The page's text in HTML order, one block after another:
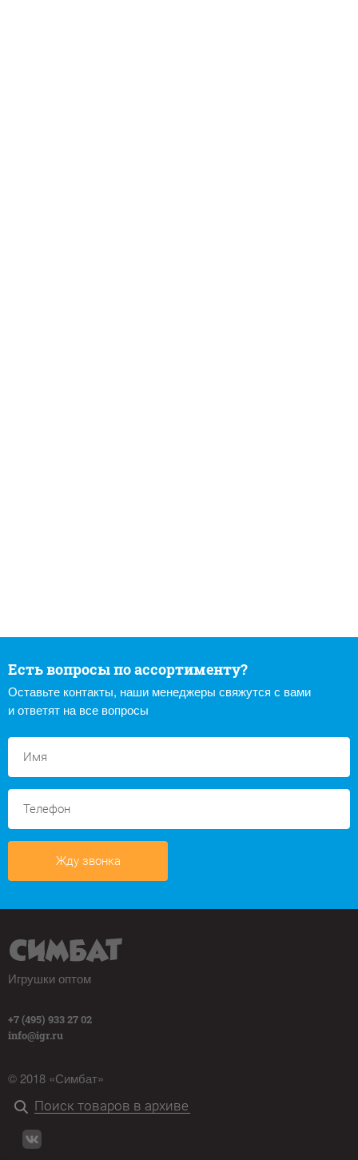
Есть вопросы по ассортименту?
Оставьте контакты, наши менеджеры свяжутся с вами
и ответят на все вопросы
Жду звонка
Игрушки оптом
+7 (495) 933 27 02
info@igr.ru
© 2018 «Симбат»